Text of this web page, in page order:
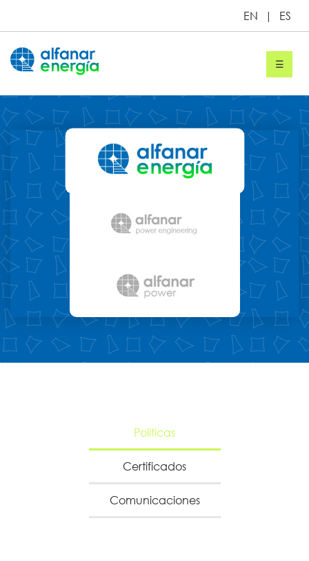
Proyectos
Servicios
Sobre
Alfanar
Energía
Ética
EN | ES
☰
Políticas
Certificados
Comunicaciones